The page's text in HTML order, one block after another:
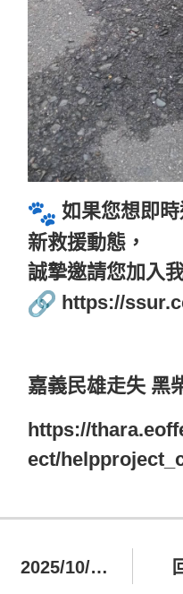
如果您想即
新救援動態，
誠摯邀請您加入
https://
嘉義民雄走失 黑
https://
ect/
2025/10/27 台南 主人過世的遺孤狗狗 小黃 (歡迎認養)